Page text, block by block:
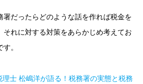
署だったらどのような話を作れば税金を
それに対する対策をあらかじめ考えてお
。
理士 松嶋洋が語る！税務署の実態と税務